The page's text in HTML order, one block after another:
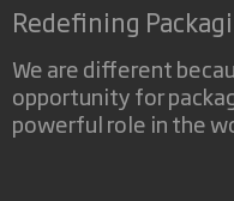
Redefining
We are different
opportunity for
powerful role in the